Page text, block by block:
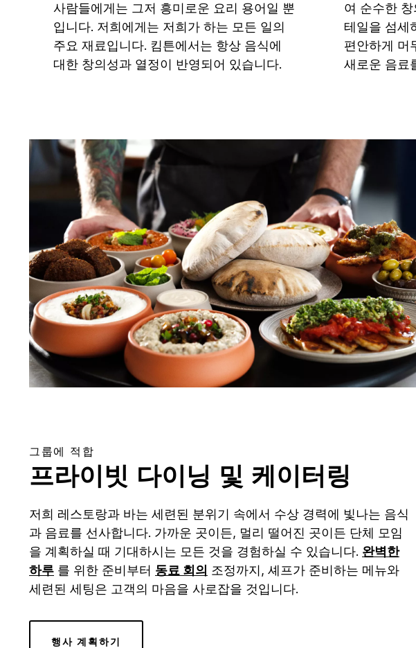
사람들에게는 그저 흥미로운 요리 용어일 뿐
입니다. 저희에게는 저희가 하는 모든 일의
주요 재료입니다. 킴튼에서는 항상 음식에
대한 창의성과 열정이 반영되어 있습니다.
여 순수한
테일을 섬세
편안하게 머
새로운 음료
그룹에 적합
프라이빗 다이닝 및 케이터링
저희 레스토랑과 바는 세련된 분위기 속에서 수상 경력에 빛나는 음식
과 음료를 선사합니다. 가까운 곳이든, 멀리 떨어진 곳이든 단체 모임
을 계획하실 때 기대하시는 모든 것을 경험하실 수 있습니다. 완벽한
하루 를 위한 준비부터 동료 회의 조정까지, 셰프가 준비하는 메뉴와
세련된 세팅은 고객의 마음을 사로잡을 것입니다.
행사 계획하기